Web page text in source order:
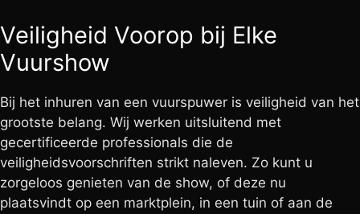
Veiligheid Voorop bij Elke
Vuurshow
Bij het inhuren van een vuurspuwer is veiligheid van het
grootste belang. Wij werken uitsluitend met
gecertificeerde professionals die de
veiligheidsvoorschriften strikt naleven. Zo kunt u
zorgeloos genieten van de show, of deze nu
plaatsvindt op een marktplein, in een tuin of aan de